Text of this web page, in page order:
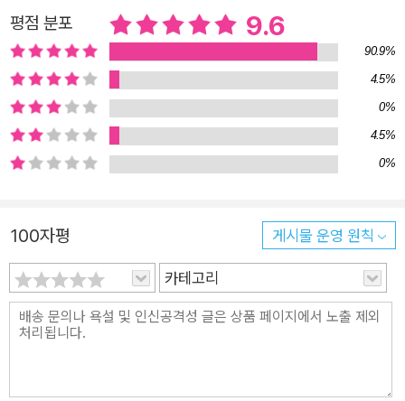
에서 익히 알려진 사실이다. 그러나 그 수혜를 입은 ‘김장하 키
즈’가 1,000명이 넘는다는 사실은 다큐멘터리 촬영 과정에서야
드러났다. 그들은 문형배 헌법재판관을 비롯해 교수, 언론인, 교
사, 사회운동가 등 각계각층에 걸쳐 있다. 장학금은 손편지 한 장,
말 한마디로 시작됐다. 학생이 필요하다고 말하면 그냥 봉투에 돈
을 담아 내밀었다. 등록금이 필요하다고 하면 “잘 쓰라”는 말뿐
이었다. 어떤 간섭도 하지 않았고, 어떤 대가도 없다. 그는 말 대
장학생뿐만 아니다. 진주청년문학회, 진주신문, 진주문고, 극단
‘현장’, 환경운동연합, 형평운동기념사업회, 일제강점기 인명록
출판, 강상호 묘비 건립 등 수십 년간 후원한 시민문화 활동은 지
역의 정신적인 인프라를 조용히 그러나 든든하게 떠받쳤다. 자신
이 한 일에 대해서는 “절대 내가 했다는 말은 하지 말라”며 가장
평점 분포 9.6
90.9%
4.5%
0%
4.5%
0%
100자평 게시물 운영 원칙
카테고리